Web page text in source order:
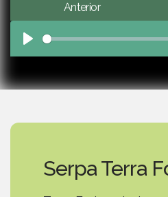
Anterior
Play
Serpa Terra